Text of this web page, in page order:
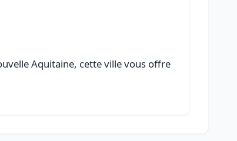
Aquitaine, cette ville vous offre